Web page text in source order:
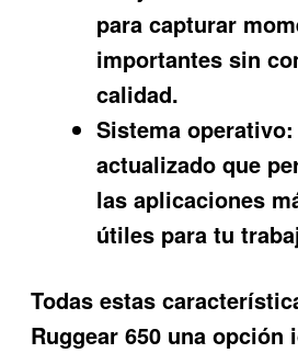
para capturar
importantes sin
calidad.
Sistema operativo:
actualizado que
las aplicaciones
útiles para tu
Todas estas
Ruggear 650 una opción